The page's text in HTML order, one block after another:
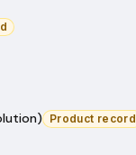
Product record